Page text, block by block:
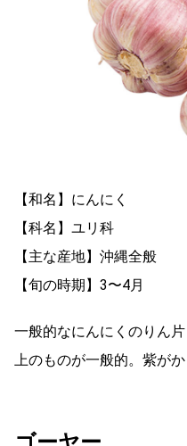
【和名】にんにく
【科名】ユリ科
【主な産地】沖縄全般
【旬の時期】3〜4月
一般的なにんにくのりん
上のものが一般的。紫がか